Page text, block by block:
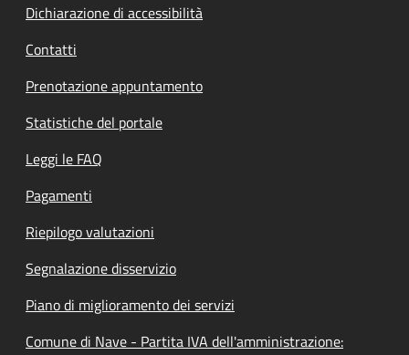
Dichiarazione di accessibilità
Contatti
Prenotazione appuntamento
Statistiche del portale
Leggi le FAQ
Pagamenti
Riepilogo valutazioni
Segnalazione disservizio
Piano di miglioramento dei servizi
Comune di Nave - Partita IVA dell'amministrazione: